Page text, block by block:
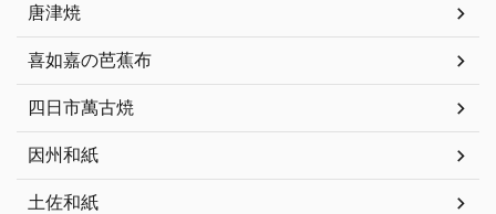
唐津焼
喜如嘉の芭蕉布
四日市萬古焼
因州和紙
土佐和紙